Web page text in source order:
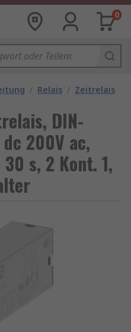
0
/ Relais / Zeitrelais
DIN-
200V ac,
s, 2 Kont. 1,